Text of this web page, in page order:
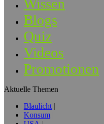
Wissen
Blogs
Quiz
Videos
Promotionen
Aktuelle Themen
Blaulicht
Konsum